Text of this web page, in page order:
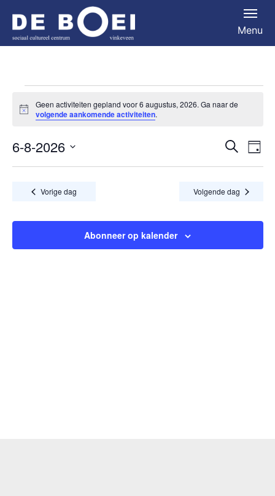
Menu
Activiteiten
in
6
augustus,
2026
Bericht
Geen activiteiten gepland voor 6 augustus, 2026. Ga naar de
volgende aankomende activiteiten.
en
Zoeken
Dag
6-8-2026
Selecteer
datum.Vorige dag Volgende dag
Abonneer op kalender